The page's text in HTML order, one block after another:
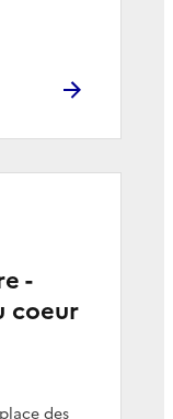
-
coeur
des